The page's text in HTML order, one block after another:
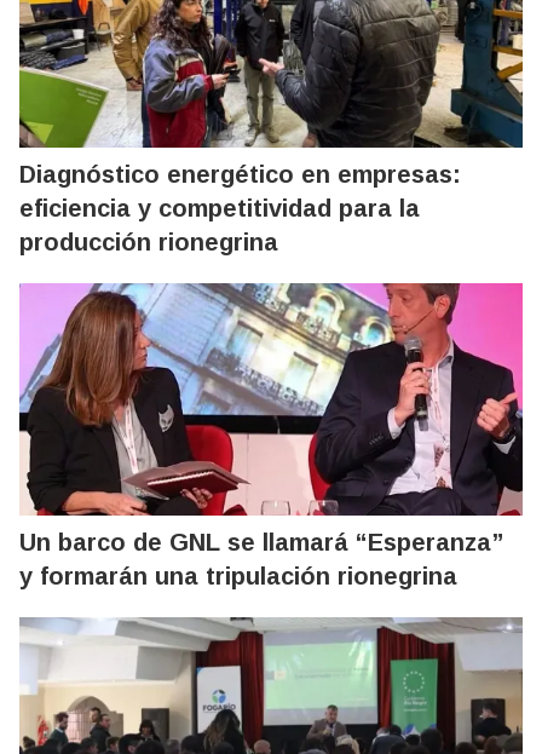
Diagnóstico energético en empresas:
eficiencia y competitividad para la
producción rionegrina
Un barco de GNL se llamará “Esperanza”
y formarán una tripulación rionegrina